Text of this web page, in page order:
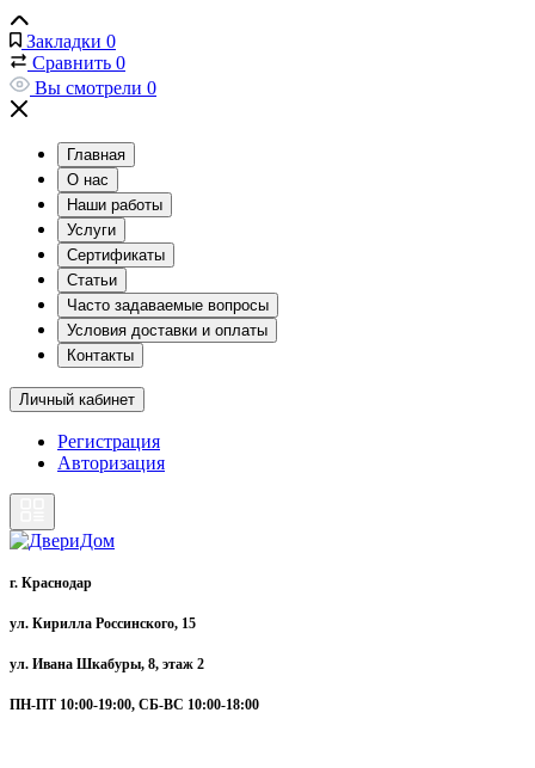
Закладки 0
Сравнить 0
Вы смотрели 0
Главная
О нас
Наши работы
Услуги
Сертификаты
Статьи
Часто задаваемые вопросы
Условия доставки и оплаты
Контакты
Личный кабинет
Регистрация
Авторизация
г. Краснодар
ул. Кирилла Россинского, 15
ул. Ивана Шкабуры, 8, этаж 2
ПН-ПТ 10:00-19:00, СБ-ВС 10:00-18:00